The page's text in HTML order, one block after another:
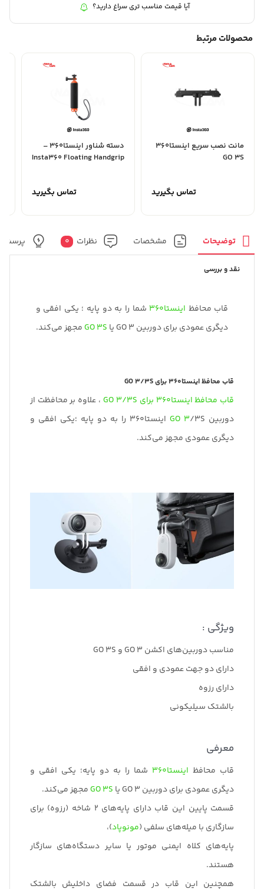
آیا قیمت مناسب تری سراغ دارید؟
محصولات مرتبط
مانت نصب سریع اینستا360
GO 3S
تماس بگیرید
دسته شناور اینستا360 –
Insta360 Floating Handgrip
تماس بگیرید
توضیحات مشخصات نظرات 0 پرسش
نقد و بررسی
قاب محافظ اینستا360
شما را به دو پایه ؛ یکی افقی و
دیگری عمودی برای دوربین GO 3 یا
GO 3Sمجهز می‌کند.
قاب محافظ اینستا360 برای GO 3/3S
قاب محافظ اینستا360 برای GO 3/3S
، علاوه بر محافظت از
دوربین
GO 3
/3S اینستا360 را به دو پایه ؛یکی افقی و
دیگری عمودی مجهز می‌کند.
ویژگی :
مناسب دوربین‌های اکشن GO 3 و GO 3S
دارای دو جهت عمودی و افقی
دارای رزوه
بالشتک سیلیکونی
معرفی
قاب محافظ اینستا360
شما را به دو پایه‌؛ یکی افقی و
دیگری عمودی برای دوربین GO 3 یا
GO 3Sمجهز می‌کند.
قسمت پایین این قاب دارای پایه‌های 2 شاخه (رزوه) برای
سازگاری با میله‌های سلفی (مونوپاد)،
پایه‌های کلاه ایمنی موتور یا سایر دستگاه‌های سازگار
هستند.
همچنین این قاب در قسمت فضای داخلیش بالشتک